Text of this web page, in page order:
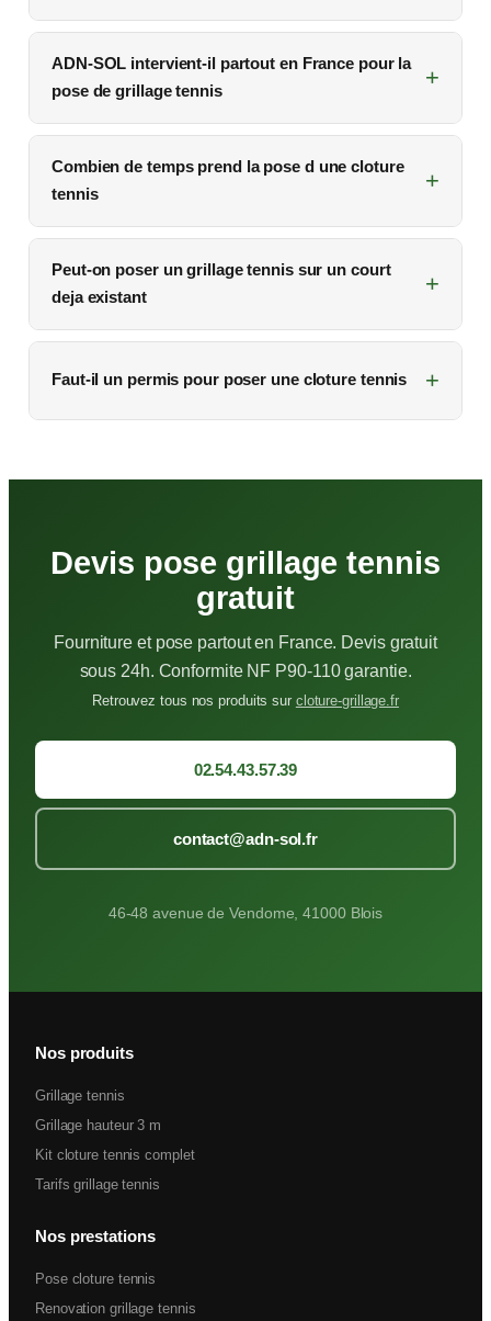
ADN-SOL intervient-il partout en France pour la
pose de grillage tennis
Combien de temps prend la pose d une cloture
tennis
Peut-on poser un grillage tennis sur un court
deja existant
Faut-il un permis pour poser une cloture tennis
Devis pose grillage tennis
gratuit
Fourniture et pose partout en France. Devis gratuit
sous 24h. Conformite NF P90-110 garantie.
Retrouvez tous nos produits sur cloture-grillage.fr
02.54.43.57.39
contact@adn-sol.fr
46-48 avenue de Vendome, 41000 Blois
Nos produits
Grillage tennis
Grillage hauteur 3 m
Kit cloture tennis complet
Tarifs grillage tennis
Nos prestations
Pose cloture tennis
Renovation grillage tennis